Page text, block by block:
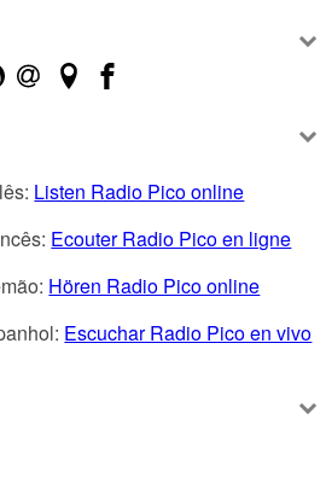
Listen Radio Pico online
Ecouter Radio Pico en ligne
Hören Radio Pico online
Escuchar Radio Pico en vivo